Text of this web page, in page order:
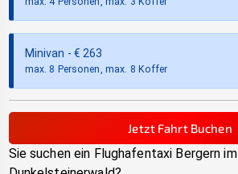
Minivan - € 263
max. 8 Personen, max. 8 Koffer
Jetzt Fahrt Buchen
Sie suchen ein Flughafentaxi Bergern im